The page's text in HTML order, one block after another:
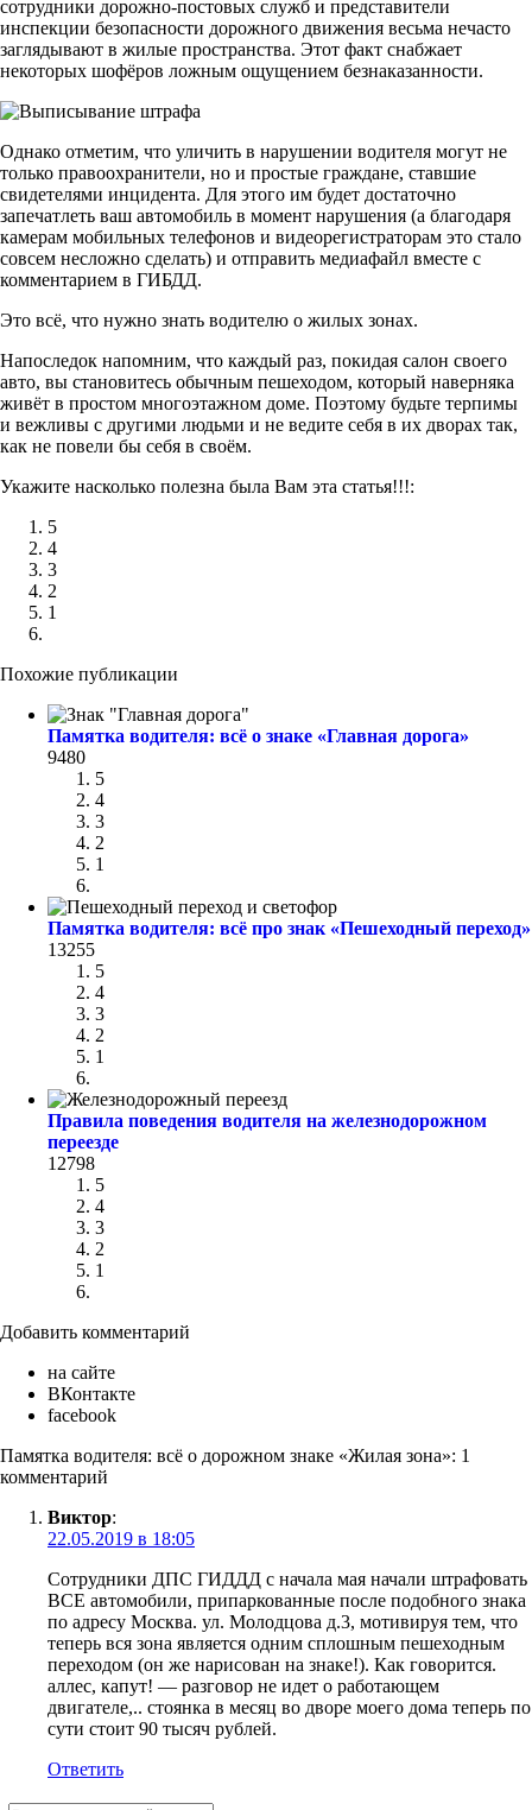
сотрудники дорожно-постовых служб и представители
инспекции безопасности дорожного движения весьма нечасто
заглядывают в жилые пространства. Этот факт снабжает
некоторых шофёров ложным ощущением безнаказанности.
Однако отметим, что уличить в нарушении водителя могут не
только правоохранители, но и простые граждане, ставшие
свидетелями инцидента. Для этого им будет достаточно
запечатлеть ваш автомобиль в момент нарушения (а благодаря
камерам мобильных телефонов и видеорегистраторам это стало
совсем несложно сделать) и отправить медиафайл вместе с
комментарием в ГИБДД.
Это всё, что нужно знать водителю о жилых зонах.
Напоследок напомним, что каждый раз, покидая салон своего
авто, вы становитесь обычным пешеходом, который наверняка
живёт в простом многоэтажном доме. Поэтому будьте терпимы
и вежливы с другими людьми и не ведите себя в их дворах так,
как не повели бы себя в своём.
Укажите насколько полезна была Вам эта статья!!!:
5
4
3
2
1
Похожие публикации
Памятка водителя: всё о знаке «Главная дорога»
9480
5
4
3
2
1
Памятка водителя: всё про знак «Пешеходный переход»
13255
5
4
3
2
1
Правила поведения водителя на железнодорожном
переезде
12798
5
4
3
2
1
Добавить комментарий
на сайте
ВКонтакте
facebook
Памятка водителя: всё о дорожном знаке «Жилая зона»: 1
комментарий
Виктор:
22.05.2019 в 18:05
Сотрудники ДПС ГИДДД c начала мая начали штрафовать
ВСЕ автомобили, припаркованные после подобного знака
по адресу Москва. ул. Молодцова д.3, мотивируя тем, что
теперь вся зона является одним сплошным пешеходным
переходом (он же нарисован на знаке!). Как говорится.
аллес, капут! — разговор не идет о работающем
двигателе,.. стоянка в месяц во дворе моего дома теперь по
сути стоит 90 тысяч рублей.
Ответить